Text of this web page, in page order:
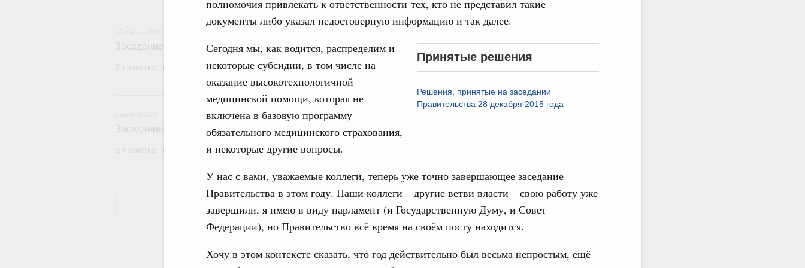
полномочия привлекать к ответственности тех, кто не представил такие
документы либо указал недостоверную информацию и так далее.
Принятые решения
Решения, принятые на заседании
Правительства 28 декабря 2015 года
Сегодня мы, как водится, распределим и
некоторые субсидии, в том числе на
оказание высокотехнологичной
медицинской помощи, которая не
включена в базовую программу
обязательного медицинского страхования,
и некоторые другие вопросы.
У нас с вами, уважаемые коллеги, теперь уже точно завершающее заседание
Правительства в этом году. Наши коллеги – другие ветви власти – свою работу уже
завершили, я имею в виду парламент (и Государственную Думу, и Совет
Федерации), но Правительство всё время на своём посту находится.
Хочу в этом контексте сказать, что год действительно был весьма непростым, ещё
12 марта, четверг
Заседание Правительства (2026 год, №8)
В повестке: проекты федеральных законов, бюджетные ассигнования.
5 марта, четверг
Заседание Правительства (2026 год, №7)
В повестке: проекты федеральных законов, бюджетные ассигнования.
Показать еще